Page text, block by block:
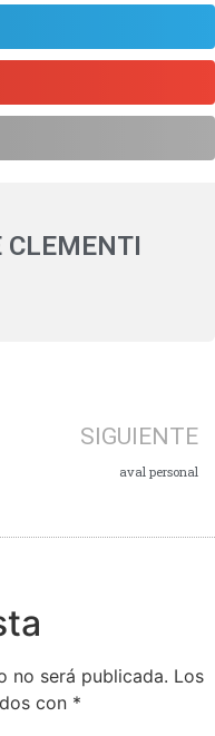
CLEMENTI
SIGUIENTE
aval personal
no será publicada. Los
con *